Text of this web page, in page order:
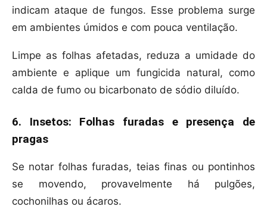
indicam ataque de fungos. Esse problema surge
em ambientes úmidos e com pouca ventilação.
Limpe as folhas afetadas, reduza a umidade do
ambiente e aplique um fungicida natural, como
calda de fumo ou bicarbonato de sódio diluído.
6. Insetos: Folhas furadas e presença de
pragas
Se notar folhas furadas, teias finas ou pontinhos
se movendo, provavelmente há pulgões,
cochonilhas ou ácaros.